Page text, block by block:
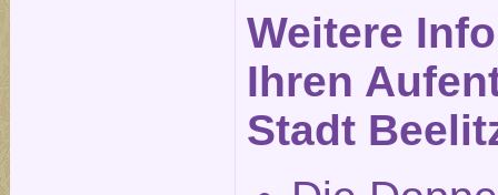
Weitere
Ihren
Stadt